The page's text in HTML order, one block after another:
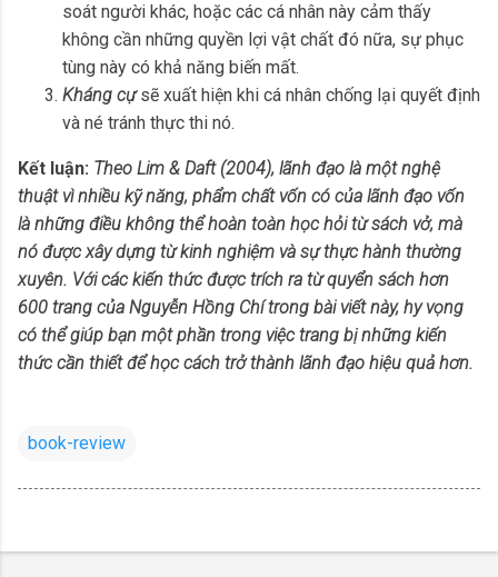
soát người khác, hoặc các cá nhân này cảm thấy
không cần những quyền lợi vật chất đó nữa, sự phục
tùng này có khả năng biến mất.
Kháng cựsẽ xuất hiện khi cá nhân chống lại quyết định
và né tránh thực thi nó.
Kết luận: Theo Lim & Daft (2004), lãnh đạo là một nghệ
thuật vì nhiều kỹ năng, phẩm chất vốn có của lãnh đạo vốn
là những điều không thể hoàn toàn học hỏi từ sách vở, mà
nó được xây dựng từ kinh nghiệm và sự thực hành thường
xuyên. Với các kiến thứcđược trích ra từ quyển sách hơn
600 trang của Nguyễn Hồng Chítrong bài viết này, hy vọng
có thể giúp bạn một phần trong việc trang bị những kiến
thức cần thiết để học cách trở thành lãnh đạo hiệu quả hơn.
book-review